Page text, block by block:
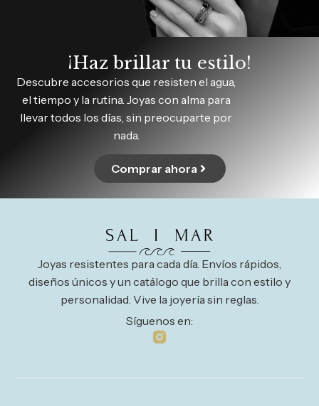
¡Haz brillar tu estilo!
Descubre accesorios que resisten el agua,
el tiempo y la rutina. Joyas con alma para
llevar todos los días, sin preocuparte por
nada.
Comprar ahora
Joyas resistentes para cada día. Envíos rápidos,
diseños únicos y un catálogo que brilla con estilo y
personalidad. Vive la joyería sin reglas.
Síguenos en: